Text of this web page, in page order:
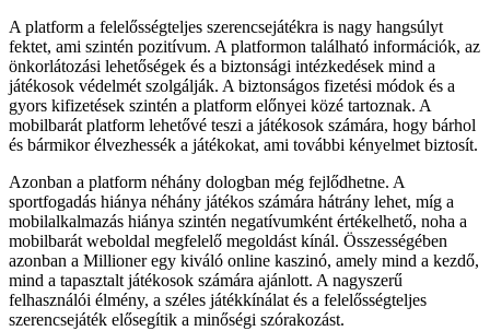
A platform a felelősségteljes szerencsejátékra is nagy hangsúlyt
fektet, ami szintén pozitívum. A platformon található információk, az
önkorlátozási lehetőségek és a biztonsági intézkedések mind a
játékosok védelmét szolgálják. A biztonságos fizetési módok és a
gyors kifizetések szintén a platform előnyei közé tartoznak. A
mobilbarát platform lehetővé teszi a játékosok számára, hogy bárhol
és bármikor élvezhessék a játékokat, ami további kényelmet biztosít.
Azonban a platform néhány dologban még fejlődhetne. A
sportfogadás hiánya néhány játékos számára hátrány lehet, míg a
mobilalkalmazás hiánya szintén negatívumként értékelhető, noha a
mobilbarát weboldal megfelelő megoldást kínál. Összességében
azonban a Millioner egy kiváló online kaszinó, amely mind a kezdő,
mind a tapasztalt játékosok számára ajánlott. A nagyszerű
felhasználói élmény, a széles játékkínálat és a felelősségteljes
szerencsejáték elősegítik a minőségi szórakozást.